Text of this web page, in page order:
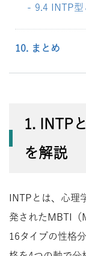
9.4 INTP型
10. まとめ
1. INTP
を解説
INTPとは、心理
発されたMBTI（
16タイプの性格